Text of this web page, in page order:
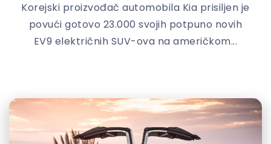
Korejski proizvođač automobila Kia prisiljen je
povući gotovo 23.000 svojih potpuno novih
EV9 električnih SUV-ova na američkom...